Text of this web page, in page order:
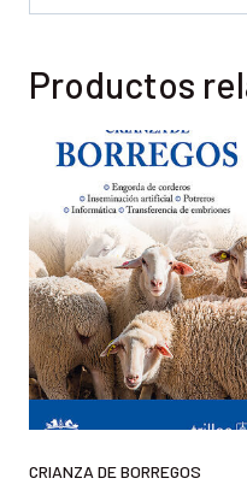
Productos
CRIANZA DE BORREGOS